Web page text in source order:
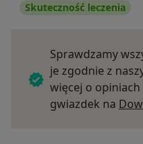
Skuteczność leczenia
Sprawdzamy
je zgodnie z
więcej o
gwiazdek na